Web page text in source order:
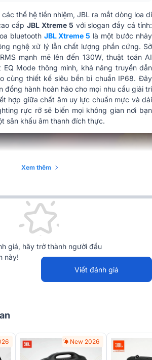
Bluetooth 6.0
40 độ C
346mm x 165mm x 155mm
2.9 kg
378mm x 180mm x 241mm
4.2 kg
Công ty TNHH Phúc Giang
thế hệ tiền nhiệm, JBL ra mắt dòng loa di
cấpJBL Xtreme 5 với slogan đầy cá tính:
bluetooth JBL Xtreme 5 là một bước nhảy
nghệ xử lý lẫn chất lượng phần cứng. Sở
mạnh mẽ lên đến 130W, thuật toán AI
EQ Mode thông minh, khả năng truyền dẫn
cùng thiết kế siêu bền bỉ chuẩn IP68. Đây
đồng hành hoàn hảo cho mọi nhu cầu giải trí
hợp giữa chất âm uy lực chuẩn mực và dải
rực rỡ sẽ biến mọi không gian nơi bạn
sân khấu âm thanh đích thực.
Xem thêm
giá, hãy trở thành người đầu
này!
Viết đánh giá
New 2026